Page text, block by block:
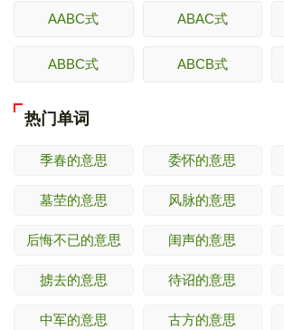
AABC式 ABAC式
ABBC式 ABCB式
热门单词
季春的意思 委怀的意思
墓茔的意思 风脉的意思
后悔不已的意思 闺声的意思
掳去的意思 待诏的意思
中军的意思 古方的意思